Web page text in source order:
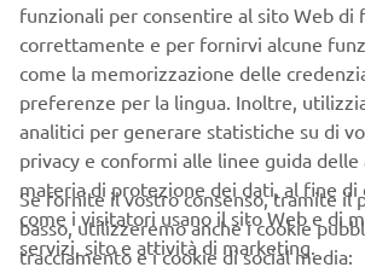
Inspired by the MotoGP-winning YZR-
currently being raced by Valentino
Lorenzo, the high specification YZF-
riders and race teams the opportunity
latest factory bike technology.
Both the 2015 and 2016 editions of the
sold out within a short time, and for
riders and teams are advised to make
funzionali per consentire al sito Web di
correttamente e per fornirvi alcune
come la memorizzazione delle
preferenze per la lingua. Inoltre,
analitici per generare statistiche su di
privacy e conformi alle linee guida
materia di protezione dei dati, al fine di
come i visitatori usano il sito Web e di
servizi, sito e attività di marketing.
Se fornite il vostro consenso, tramite il
basso, utilizzeremo anche i cookie
tracciamento e i cookie di social media: